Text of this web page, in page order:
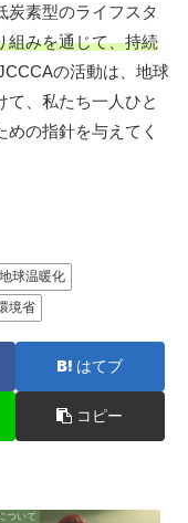
炭素型のライフスタ
組みを通じて、持続
の活動は、地球
て、私たち一人ひと
の指針を与えてく
地球温暖化
境省
はてブ
コピー
ついて